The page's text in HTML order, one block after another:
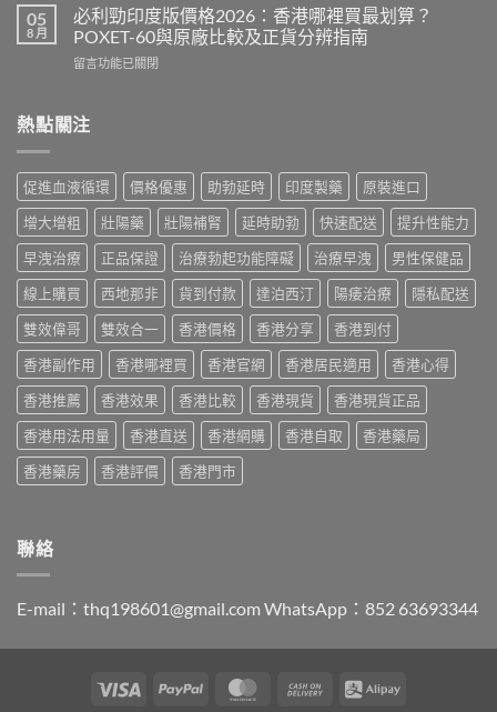
效
果、
法
港
指
南〉
中
印
度
效
效
作
用
與
香
港
購
買
指
南〉
中
而
鋼
香
港
2026
略：
印
度
版
Viagra
售
價
比
較、
正
貨
分
辨
與
購
買
指
05
8 月
必利勁印度版價格2026：香港哪裡買最划算？
POXET-60與原廠比較及正貨分辨指南
在
勁
印
版
價
格
2026：
香
港
哪
裡
買
最
划
算？
POXET-
60
與
原
廠
辨
南〉
留言功能已關閉
熱點關注
促進血液循環 價格優惠 助勃延時 印度製藥
原裝進口
增大增粗
壯陽藥 壯陽補腎 延時助勃 快速配送
提升性能力
早洩治療
正品保證 治療勃起功能障礙 治療早洩
男性保健品
線上購買
西地那非 貨到付款 達泊西汀 陽痿治療
隱私配送
雙效偉哥
雙效合一 香港價格 香港分享
香港到付
香港副作用
香港哪裡買 香港官網 香港居民適用
香港心得
香港推薦
香港效果 香港比較 香港現貨
香港現貨正品
香港用法用量
香港直送 香港網購 香港自取
香港藥局
香港藥房
香港評價 香港門市
聯絡
E-mail： thq198601@gmail.com WhatsApp：852 63693344
Visa PayPal MasterCardCash
Alipay